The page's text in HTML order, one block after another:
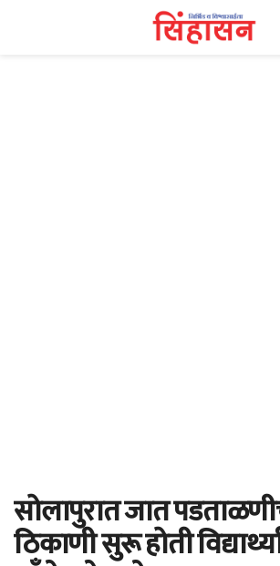
सोलापुरात जात
ठिकाणी सुरू होती